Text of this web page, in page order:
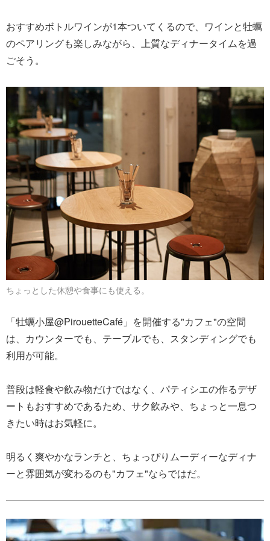
おすすめボトルワインが1本ついてくるので、ワインと牡蠣
のペアリングも楽しみながら、上質なディナータイムを過
ごそう。
ちょっとした休憩や食事にも使える。
「牡蠣小屋@PirouetteCafé」を開催する"カフェ"の空間
は、カウンターでも、テーブルでも、スタンディングでも
利用が可能。
普段は軽食や飲み物だけではなく、パティシエの作るデザ
ートもおすすめであるため、サク飲みや、ちょっと一息つ
きたい時はお気軽に。
明るく爽やかなランチと、ちょっぴりムーディーなディナ
ーと雰囲気が変わるのも"カフェ"ならではだ。